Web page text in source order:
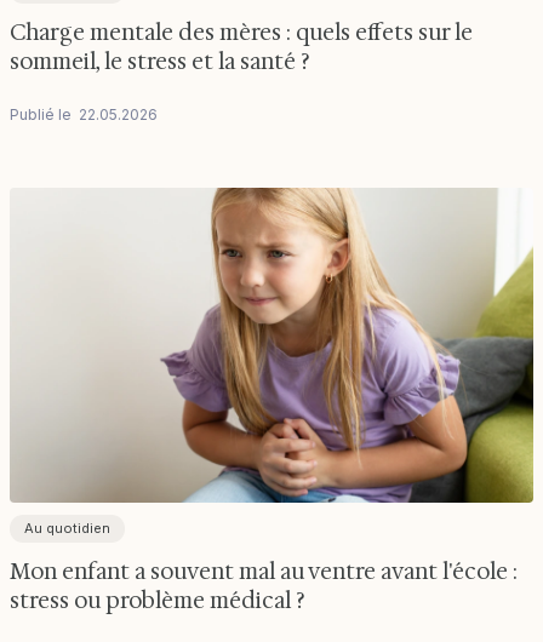
Charge mentale des mères : quels effets sur le
sommeil, le stress et la santé ?
Publié le 22.05.2026
Au quotidien
Mon enfant a souvent mal au ventre avant l'école :
stress ou problème médical ?